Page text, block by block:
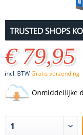
€
incl. BTWGratis verzending
Onmiddellijke